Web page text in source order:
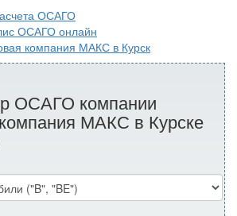
ОСАГО
ОСАГО онлайн
компания МАКС в Курск
ОСАГО компании
МАКС в Курске